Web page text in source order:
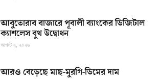
আবুতোরাব বাজারে পূবালী ব্যাংকের ডিজিটাল
ক্যাশলেস বুথ উদ্বোধন
আগস্ট ২, ২০২৬
আরও বেড়েছে মাছ-মুরগি-ডিমের দাম